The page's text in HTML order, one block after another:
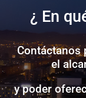
¿ En
Contáctanos
el
y poder